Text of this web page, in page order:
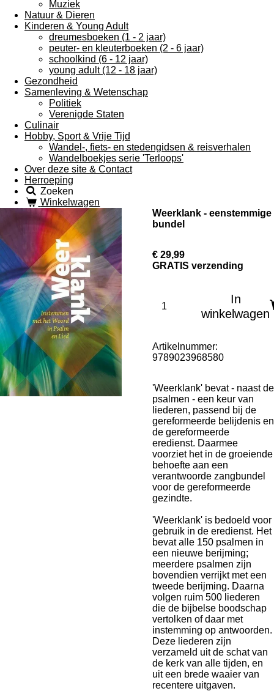
Muziek
Natuur & Dieren
Kinderen & Young Adult
dreumesboeken (1 - 2 jaar)
peuter- en kleuterboeken (2 - 6 jaar)
schoolkind (6 - 12 jaar)
young adult (12 - 18 jaar)
Gezondheid
Samenleving & Wetenschap
Politiek
Verenigde Staten
Culinair
Hobby, Sport & Vrije Tijd
Wandel-, fiets- en stedengidsen & reisverhalen
Wandelboekjes serie 'Terloops'
Over deze site & Contact
Herroeping
Zoeken
Winkelwagen
Weerklank - eenstemmige
bundel
€ 29,99
GRATIS verzending
In
winkelwagen
Artikelnummer:
9789023968580
'Weerklank' bevat - naast de
psalmen - een keur van
liederen, passend bij de
gereformeerde belijdenis en
de gereformeerde
eredienst. Daarmee
voorziet het in de groeiende
behoefte aan een
verantwoorde zangbundel
voor de gereformeerde
gezindte.
'Weerklank' is bedoeld voor
gebruik in de eredienst. Het
bevat alle 150 psalmen in
een nieuwe berijming;
meerdere psalmen zijn
bovendien verrijkt met een
tweede berijming. Daarna
volgen ruim 500 liederen
die de bijbelse boodschap
vertolken of daar met
instemming op antwoorden.
Deze liederen zijn
verzameld uit de schat van
de kerk van alle tijden, en
uit een brede waaier van
recentere uitgaven.